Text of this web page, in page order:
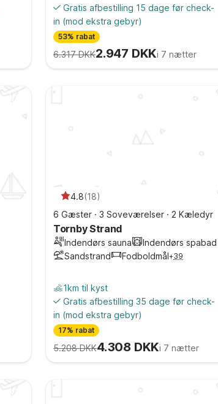
Gratis afbestilling 15 dage før check-
in (mod ekstra gebyr)
53% rabat
6.317 DKK2.947 DKKi 7 nætter
4.8(18)
6 Gæster · 3 Soveværelser · 2 Kæledyr
Tornby Strand
Indendørs sauna
Indendørs spabad
Sandstrand
Fodboldmål+39
1km til kyst
Gratis afbestilling 35 dage før check-
in (mod ekstra gebyr)
17% rabat
5.208 DKK4.308 DKKi 7 nætter